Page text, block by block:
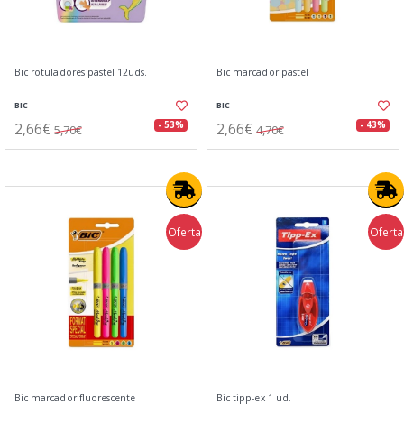
Bic rotuladores pastel 12uds.
BIC
2,66€ 5,70€ - 53%
Bic marcador pastel
BIC
2,66€ 4,70€ - 43%
Oferta
Bic marcador fluorescente
Oferta
Bic tipp-ex 1 ud.